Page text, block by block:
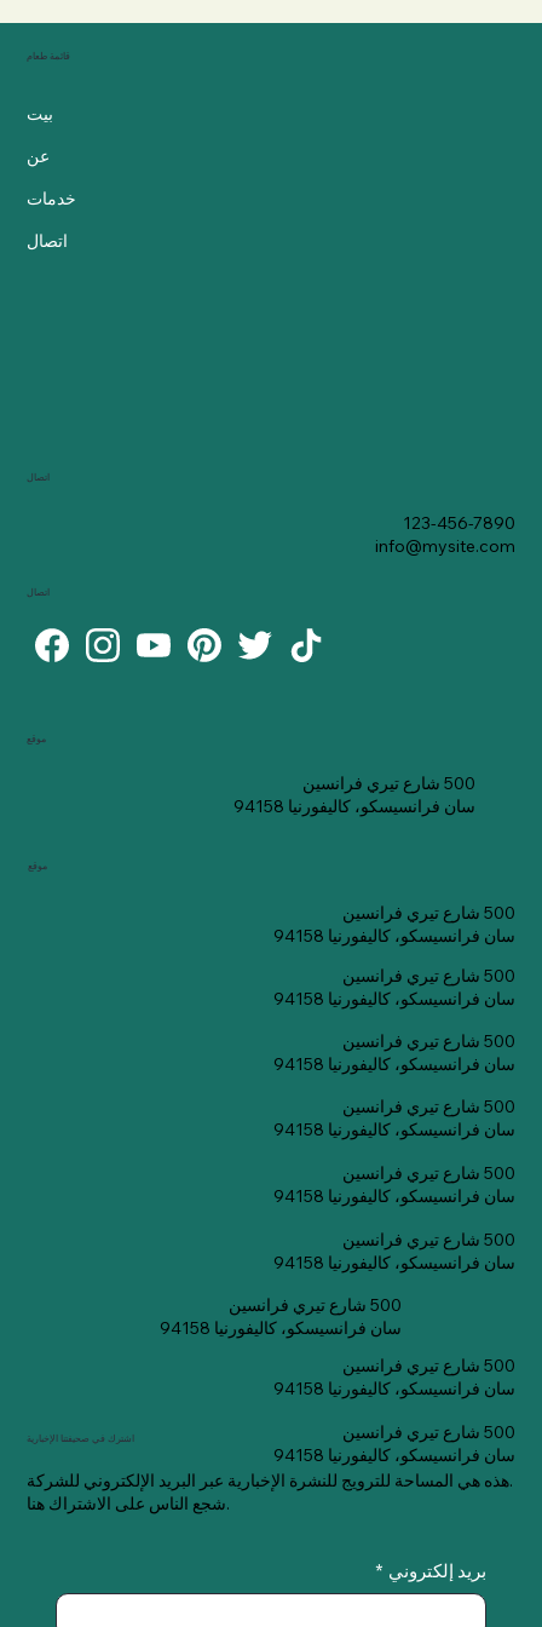
قائمة طعام
بيت
عن
خدمات
اتصال
موقع
500 شارع تيري فرانسين
سان فرانسيسكو، كاليفورنيا 94158
موقع
500 شارع تيري فرانسين
سان فرانسيسكو، كاليفورنيا 94158
500 شارع تيري فرانسين
سان فرانسيسكو، كاليفورنيا 94158
500 شارع تيري فرانسين
سان فرانسيسكو، كاليفورنيا 94158
500 شارع تيري فرانسين
سان فرانسيسكو، كاليفورنيا 94158
500 شارع تيري فرانسين
سان فرانسيسكو، كاليفورنيا 94158
500 شارع تيري فرانسين
سان فرانسيسكو، كاليفورنيا 94158
500 شارع تيري فرانسين
سان فرانسيسكو، كاليفورنيا 94158
500 شارع تيري فرانسين
سان فرانسيسكو، كاليفورنيا 94158
500 شارع تيري فرانسين
سان فرانسيسكو، كاليفورنيا 94158
اتصال
123-456-7890
info@mysite.com
اتصال
اشترك في صحيفتنا الإخبارية
هذه هي المساحة للترويج للنشرة الإخبارية عبر البريد الإلكتروني للشركة.
شجع الناس على الاشتراك هنا.
بريد إلكتروني *